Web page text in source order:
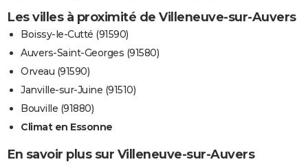
Les villes à proximité de Villeneuve-sur-Auvers
Boissy-le-Cutté (91590)
Auvers-Saint-Georges (91580)
Orveau (91590)
Janville-sur-Juine (91510)
Bouville (91880)
Climat en Essonne
En savoir plus sur Villeneuve-sur-Auvers